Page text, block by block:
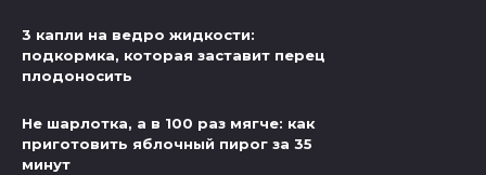
3 капли на ведро жидкости:
подкормка, которая заставит перец
плодоносить
Не шарлотка, а в 100 раз мягче: как
приготовить яблочный пирог за 35
минут